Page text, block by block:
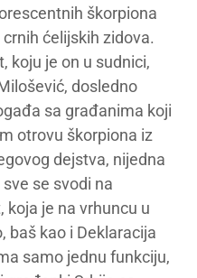
škorpiona
ćelijskih zidova.
koju je on u sudnici,
dosledno
sa građanima koji
otrovu škorpiona iz
dejstva, nijedna
se svodi na
koja je na vrhuncu u
baš kao i Deklaracija
samo jednu funkciju,